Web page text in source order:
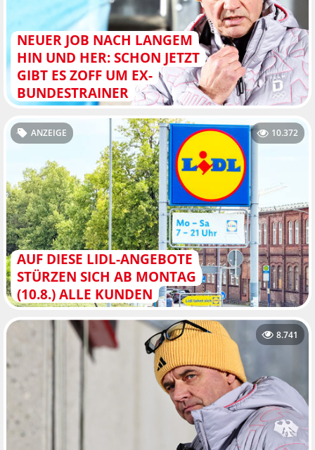
NEUER JOB NACH LANGEM
HIN UND HER: SCHON JETZT
GIBT ES ZOFF UM EX-
BUNDESTRAINER
AUF DIESE LIDL-ANGEBOTE
STÜRZEN SICH AB MONTAG
(10.8.) ALLE KUNDEN
ANZEIGE 10.372
8.741